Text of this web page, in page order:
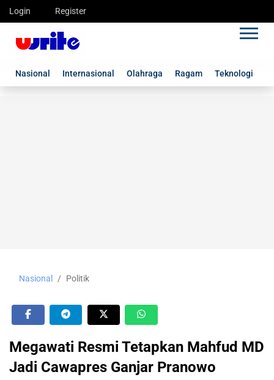
Login Register
Nasional Internasional Olahraga Ragam Teknologi
Nasional Politik
Megawati Resmi Tetapkan Mahfud MD
Jadi Cawapres Ganjar Pranowo